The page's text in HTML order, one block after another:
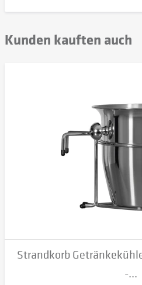
Kunden kauften auch
Strandkorb
-...